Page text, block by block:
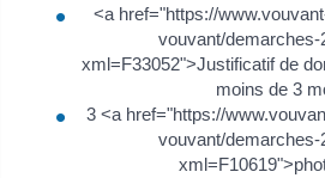
<a href="https://
vouvant/demarches-
xml=F33052">Justificatif de
moins de 3
3 <a href="https://
vouvant/demarches-